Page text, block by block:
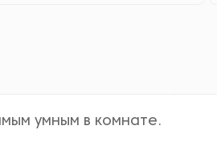
умным в комнате.